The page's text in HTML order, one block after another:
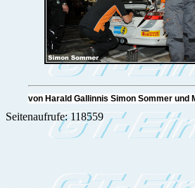
von Harald Gallinnis Simon Sommer
Seitenaufrufe: 118559